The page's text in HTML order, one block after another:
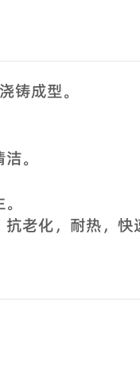
铸成型。
。
老化，耐热，快